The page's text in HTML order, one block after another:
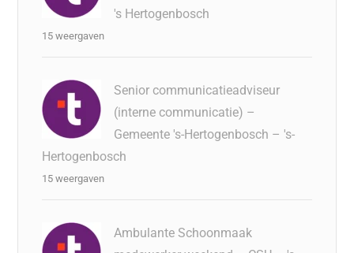
's Hertogenbosch
15 weergaven
Senior communicatieadviseur
(interne communicatie) –
Gemeente 's-Hertogenbosch – 's-
Hertogenbosch
15 weergaven
Ambulante Schoonmaak